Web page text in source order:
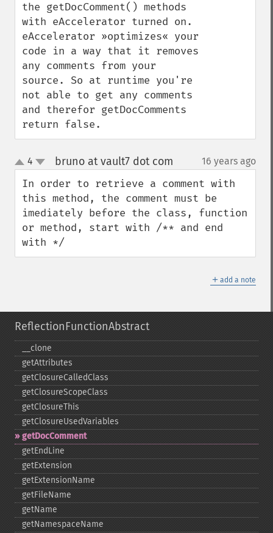
the getDocComment() methods
with eAccelerator turned on.
eAccelerator »optimizes« your
code in a way that it removes
any comments from your
source. So at runtime you're
not able to get any comments
and therefor getDocComments
return false.
up
down
4 bruno at vault7 dot com 16 years ago
In order to retrieve a comment with
this method, the comment must be
imediately before the class, function
or method, start with /** and end
with */
＋ add a note
ReflectionFunctionAbstract
_​_​clone
getAttributes
getClosureCalledClass
getClosureScopeClass
getClosureThis
getClosureUsedVariables
getDocComment
getEndLine
getExtension
getExtensionName
getFileName
getName
getNamespaceName